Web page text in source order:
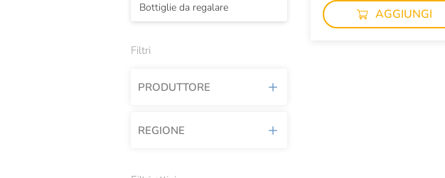
Bottiglie da regalare
Filtri
PRODUTTORE
A' Vita
REGIONE
AGGIUNGI